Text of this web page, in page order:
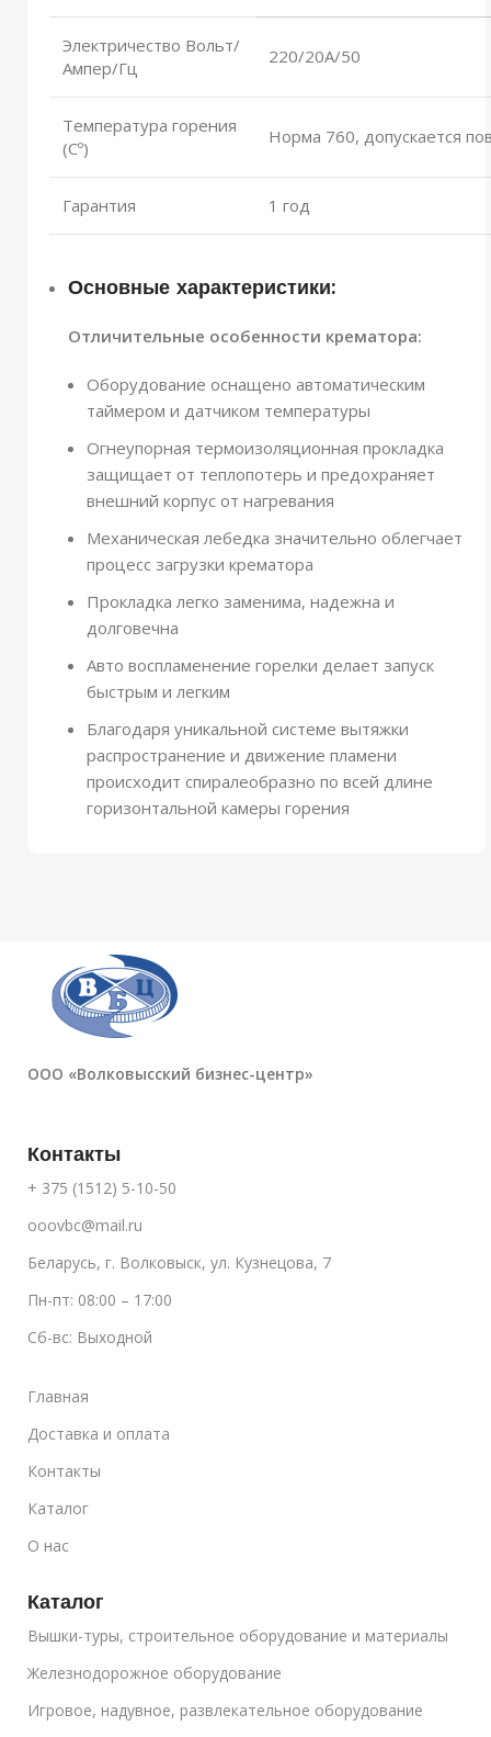
Электричество Вольт/
Ампер/Гц
220/20А/50
Температура горения
(Сº)
Норма 760, допускается
Гарантия 1 год
Основные характеристики:
Отличительные особенности крематора:
Оборудование оснащено автоматическим
таймером и датчиком температуры
Огнеупорная термоизоляционная прокладка
защищает от теплопотерь и предохраняет
внешний корпус от нагревания
Механическая лебедка значительно облегчает
процесс загрузки крематора
Прокладка легко заменима, надежна и
долговечна
Авто воспламенение горелки делает запуск
быстрым и легким
Благодаря уникальной системе вытяжки
распространение и движение пламени
происходит спиралеобразно по всей длине
горизонтальной камеры горения
ООО «Волковысский бизнес-центр»
Контакты
+ 375 (1512) 5-10-50
ooovbc@mail.ru
Беларусь, г. Волковыск, ул. Кузнецова, 7
Пн-пт: 08:00 – 17:00
Сб-вс: Выходной
Главная
Доставка и оплата
Контакты
Каталог
О нас
Каталог
Вышки-туры, строительное оборудование и материалы
Железнодорожное оборудование
Игровое, надувное, развлекательное оборудование